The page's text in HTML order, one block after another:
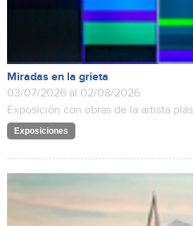
Miradas en la grieta
03/07/2026 al 02/08/2026
Exposición con obras de la artista
Exposiciones